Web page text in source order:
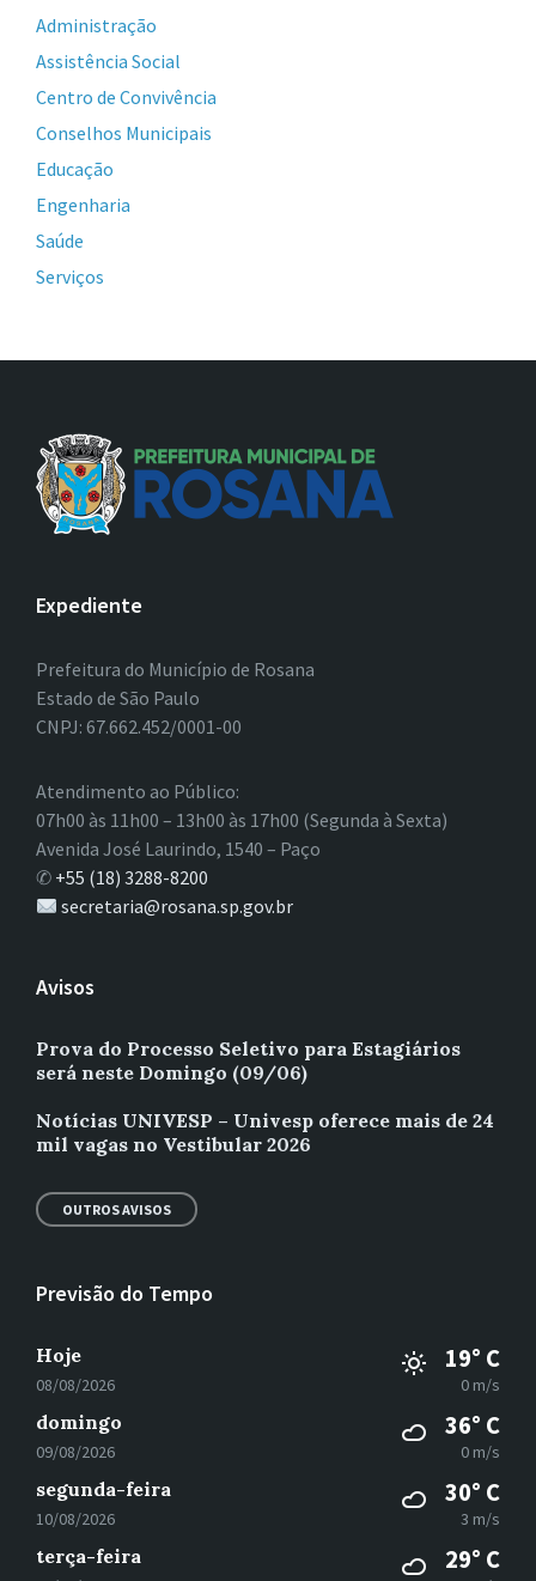
Administração
Assistência Social
Centro de Convivência
Conselhos Municipais
Educação
Engenharia
Saúde
Serviços
Expediente
Prefeitura do Município de Rosana
Estado de São Paulo
CNPJ: 67.662.452/0001-00
Atendimento ao Público:
07h00 às 11h00 – 13h00 às 17h00 (Segunda à Sexta)
Avenida José Laurindo, 1540 – Paço
✆ +55 (18) 3288-8200
secretaria@rosana.sp.gov.br
Avisos
Prova do Processo Seletivo para Estagiários
será neste Domingo (09/06)
Notícias UNIVESP – Univesp oferece mais de 24
mil vagas no Vestibular 2026
OUTROS AVISOS
Previsão do Tempo
Hoje
08/08/2026
19° C
0 m/s
domingo
09/08/2026
36° C
0 m/s
segunda-feira
10/08/2026
30° C
3 m/s
terça-feira 29° C